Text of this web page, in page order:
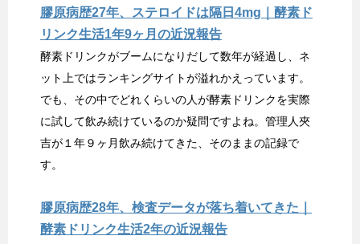
膠原病歴27年、ステロイドは隔日4mg｜酵素ド
リンク生活1年9ヶ月の近況報告
酵素ドリンクがブームになりだして数年が経過し、ネ
ット上ではランキングサイトが溢れかえっています。
でも、その中でどれくらいの人が酵素ドリンクを実際
に試して飲み続けているのか疑問ですよね。管理人夾
吉が１年９ヶ月飲み続けてきた、そのままの記録で
す。
膠原病歴28年、検査データが落ち着いてきた｜
酵素ドリンク生活2年の近況報告